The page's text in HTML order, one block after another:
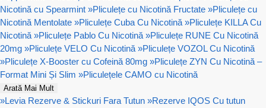
Nicotină cu Spearmint »Pliculețe cu Nicotină Fructate »Pliculețe cu
Nicotină Mentolate »Pliculețe Cuba Cu Nicotină »Pliculețe KILLA Cu
Nicotină »Pliculețe Pablo Cu Nicotină »Pliculețe RUNE Cu Nicotină
20mg »Pliculețe VELO Cu Nicotină »Pliculețe VOZOL Cu Nicotină
»Pliculețe X-Booster cu Cofeină 80mg »Pliculețe ZYN Cu Nicotină –
Format Mini Și Slim »Pliculețele CAMO cu Nicotină
Arată Mai Mult
»Levia Rezerve & Stickuri Fara Tutun »Rezerve IQOS Cu tutun